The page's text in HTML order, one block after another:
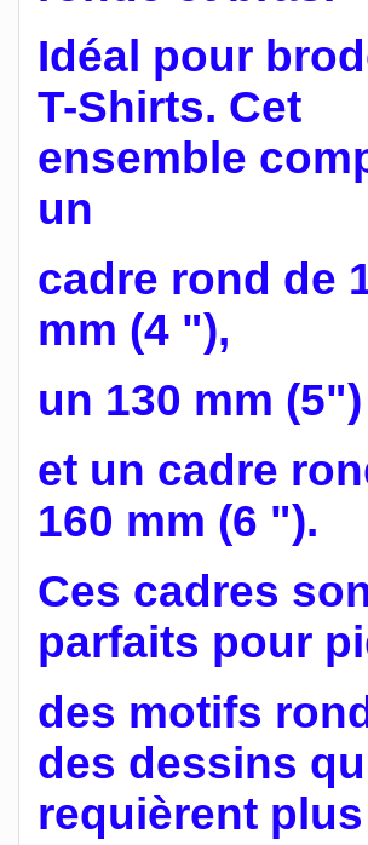
Idéal pour
T-Shirts. Cet
ensemble
un
cadre rond de
mm (4 "),
un 130 mm (5")
et un cadre
160 mm (6 ").
Ces cadres
parfaits pour
des motifs
des dessins
requièrent